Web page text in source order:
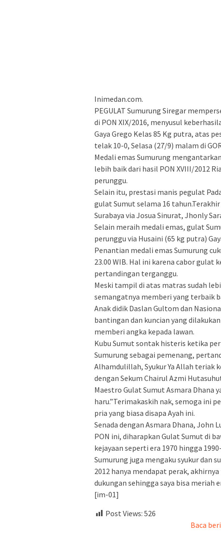
Inimedan.com.
PEGULAT Sumurung Siregar
di PON XIX/2016, menyusul
Gaya Grego Kelas 85 Kg putra, atas
telak 10-0, Selasa (27/9) malam di
Medali emas Sumurung
lebih baik dari hasil PON XVIII/2012
perunggu.
Selain itu, prestasi manis pegulat
gulat Sumut selama 16
Surabaya via Josua Sinurat, Jhonly
Selain meraih medali emas, gulat
perunggu via Husaini (65 kg putra)
Penantian medali emas Sumurung
23.00 WIB. Hal ini karena cabor gulat
pertandingan terganggu.
Meski tampil di atas matras sudah
semangatnya memberi yang terbaik
Anak didik Daslan Gultom dan
bantingan dan kuncian yang
memberi angka kepada lawan.
Kubu Sumut sontak histeris ketika
Sumurung sebagai pemenang,
Alhamdulillah, Syukur Ya Allah teriak
dengan Sekum Chairul Azmi
Maestro Gulat Sumut Asmara Dhana
haru.”Terimakaskih nak, semoga ini
pria yang biasa disapa Ayah ini.
Senada dengan Asmara Dhana, John
PON ini, diharapkan Gulat Sumut di
kejayaan seperti era 1970 hingga
Sumurung juga mengaku syukur dan
2012 hanya mendapat perak,
dukungan sehingga saya bisa meriah
[im-01]
Post Views: 526
Baca